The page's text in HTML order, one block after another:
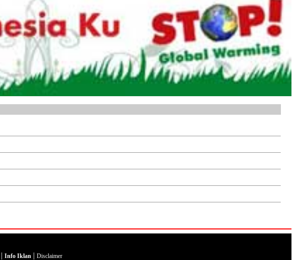
| Info Iklan | Disclaimer